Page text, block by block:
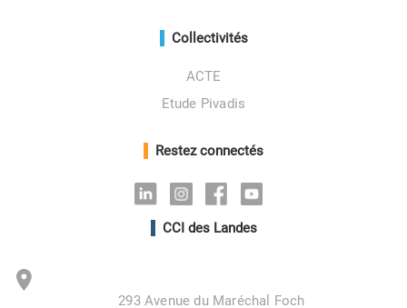
Collectivités
ACTE
Etude Pivadis
Restez connectés
LinkedinInstagramFacebookYoutube
CCI des Landes
293 Avenue du Maréchal Foch